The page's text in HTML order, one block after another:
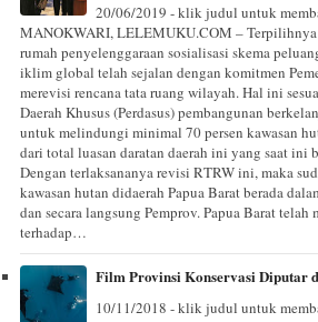
20/06/2019 - klik judul untuk
MANOKWARI, LELEMUKU.COM –
rumah penyelenggaraan sosialisasi skema
iklim global telah sejalan dengan komitmen
merevisi rencana tata ruang wilayah. Hal ini
Daerah Khusus (Perdasus) pembangunan
untuk melindungi minimal 70 persen kawasan
dari total luasan daratan daerah ini yang saat ini
Dengan terlaksananya revisi RTRW ini, maka
kawasan hutan didaerah Papua Barat berada
dan secara langsung Pemprov. Papua Barat
terhadap…
Film Provinsi Konservasi Diputar
10/11/2018 - klik judul untuk